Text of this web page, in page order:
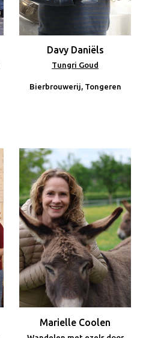
Davy Daniëls
Tungri Goud
Bierbrouwerij, Tongeren
Marielle Coolen